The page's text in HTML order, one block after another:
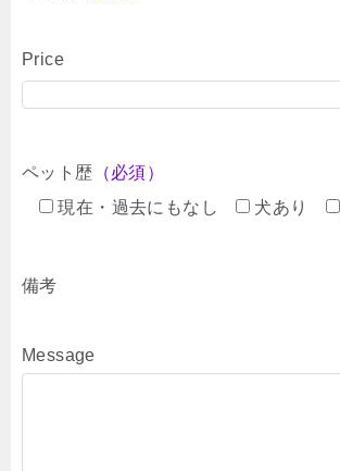
Price
ペット歴 （必須）
現在・過去にもなし
犬あり
備考
Message